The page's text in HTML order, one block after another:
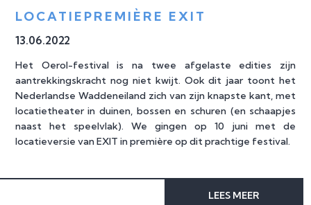
LOCATIEPREMIÈRE EXIT
13.06.2022
Het Oerol-festival is na twee afgelaste edities zijn
aantrekkingskracht nog niet kwijt. Ook dit jaar toont het
Nederlandse Waddeneiland zich van zijn knapste kant, met
locatietheater in duinen, bossen en schuren (en schaapjes
naast het speelvlak). We gingen op 10 juni met de
locatieversie van EXIT in première op dit prachtige festival.
LEES MEER